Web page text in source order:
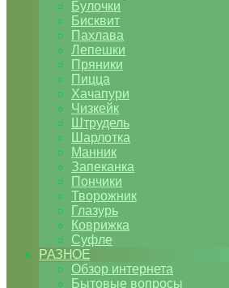
Булочки
Бисквит
Пахлава
Лепешки
Пряники
Пицца
Хачапури
Чизкейк
Штрудель
Шарлотка
Манник
Запеканка
Пончики
Творожник
Глазурь
Коврижка
Суфле
РАЗНОЕ
Обзор интернета
Бытовые вопросы